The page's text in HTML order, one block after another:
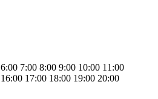
6:00 7:00 8:00 9:00 10:00 11:00
16:00 17:00 18:00 19:00 20:00